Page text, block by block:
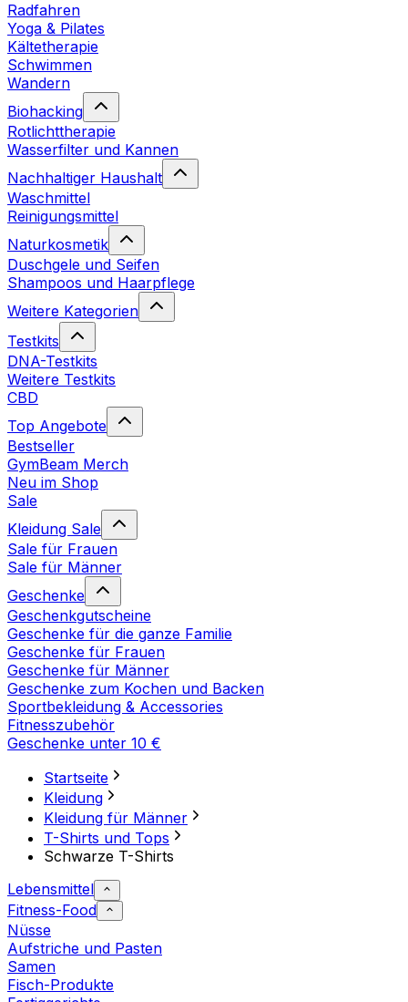
Radfahren
Yoga & Pilates
Kältetherapie
Schwimmen
Wandern
Biohacking
Rotlichttherapie
Wasserfilter und Kannen
Nachhaltiger Haushalt
Waschmittel
Reinigungsmittel
Naturkosmetik
Duschgele und Seifen
Shampoos und Haarpflege
Weitere Kategorien
Testkits
DNA-Testkits
Weitere Testkits
CBD
Top Angebote
Bestseller
GymBeam Merch
Neu im Shop
Sale
Kleidung Sale
Sale für Frauen
Sale für Männer
Geschenke
Geschenkgutscheine
Geschenke für die ganze Familie
Geschenke für Frauen
Geschenke für Männer
Geschenke zum Kochen und Backen
Sportbekleidung & Accessories
Fitnesszubehör
Geschenke unter 10 €
Startseite
Kleidung
Kleidung für Männer
T-Shirts und Tops
Schwarze T-Shirts
Lebensmittel
Fitness-Food
Nüsse
Aufstriche und Pasten
Samen
Fisch-Produkte